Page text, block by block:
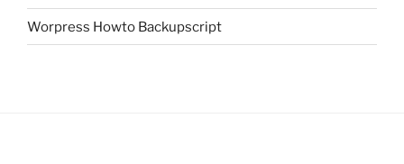
Worpress Howto Backupscript